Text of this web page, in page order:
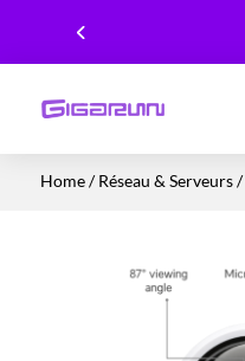
Home/Réseau & Serveurs/